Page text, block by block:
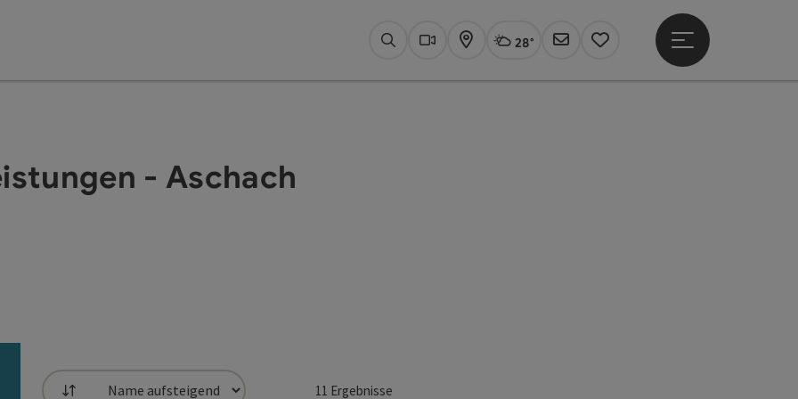
SuchenWebcams
KarteAktuelles Wetter Linz, wolkig
28°
Newsletter
Merkzettel
Hauptmenü öffnen
- Aschach
11 Ergebnisse